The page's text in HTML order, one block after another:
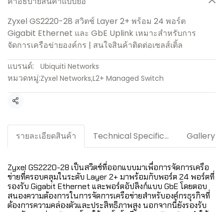
Zyxel GS2220-28 สวิตช์ Layer 2+ พร้อม 24 พอร์ต
Gigabit Ethernet และ GbE Uplink เหมาะสำหรับการ
จัดการเครือข่ายองค์กร | สนใจสินค้าติดต่อเซลส์เติ้ล
แบรนด์:
Ubiquiti Networks
หมวดหมู่:Zyxel Networks,L2+ Managed Switch
แชร์
รายละเอียดสินค้า Technical Specification / Downloads Gallery
Zyxel GS2220-28 เป็นสวิตช์ที่ออกแบบมาเพื่อการจัดการเครือ
ข่ายที่ครอบคลุมในระดับ Layer 2+ มาพร้อมกับพอร์ต 24 พอร์ตที่
รองรับ Gigabit Ethernet และพอร์ตอัปลิงก์แบบ GbE โดยตอบ
สนองความต้องการในการจัดการเครือข่ายสำหรับองค์กรธุรกิจที่
ต้องการความคล่องตัวและประสิทธิภาพสูง นอกจากนี้ยังรองรับ